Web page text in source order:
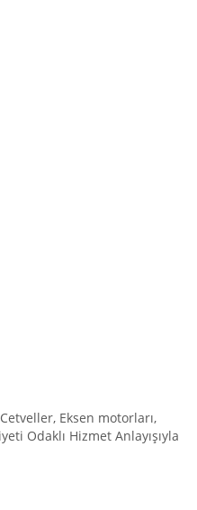
Eksen motorları,
Odaklı Hizmet Anlayışıyla